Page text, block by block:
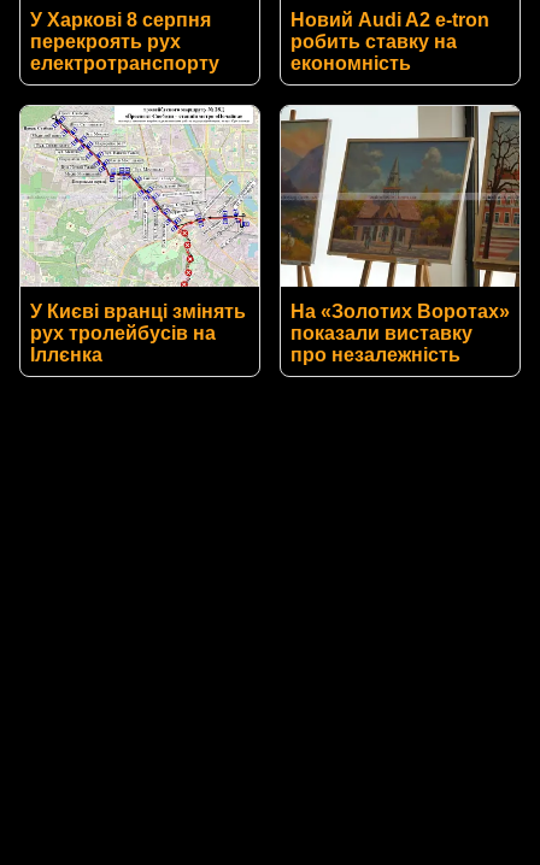
У Харкові 8 серпня
перекроять рух
електротранспорту
Новий Audi A2 e-tron
робить ставку на
економність
У Києві вранці змінять
рух тролейбусів на
Іллєнка
На «Золотих Воротах»
показали виставку
про незалежність